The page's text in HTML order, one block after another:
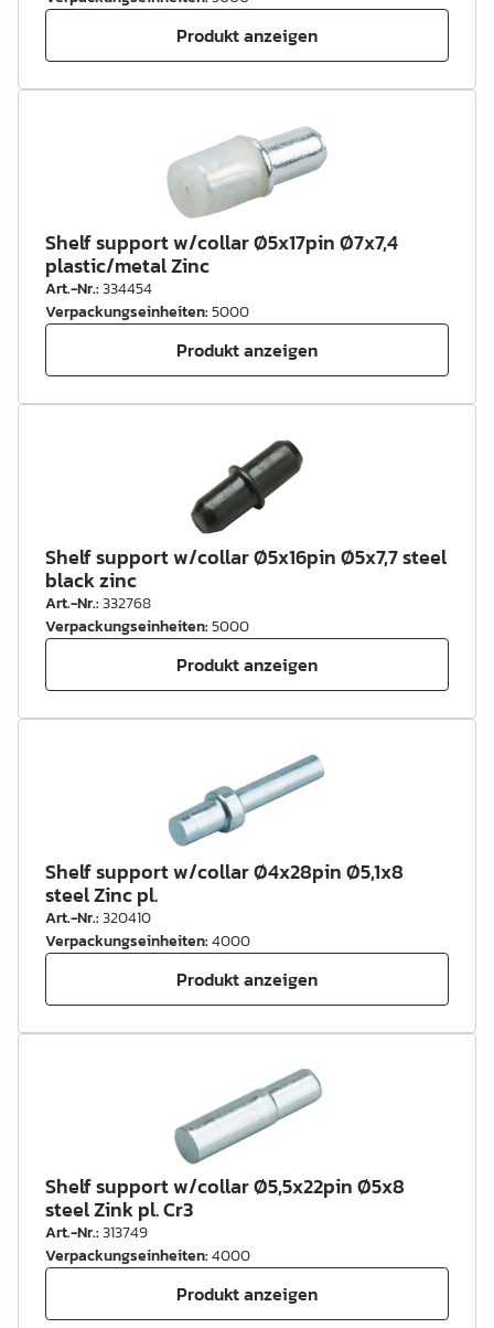
Produkt anzeigen
Shelf support w/collar Ø5x17pin Ø7x7,4
plastic/metal Zinc
Art.-Nr.:334454
Verpackungseinheiten:5000
Produkt anzeigen
Shelf support w/collar Ø5x16pin Ø5x7,7 steel
black zinc
Art.-Nr.:332768
Verpackungseinheiten:5000
Produkt anzeigen
Shelf support w/collar Ø4x28pin Ø5,1x8
steel Zinc pl.
Art.-Nr.:320410
Verpackungseinheiten:4000
Produkt anzeigen
Shelf support w/collar Ø5,5x22pin Ø5x8
steel Zink pl. Cr3
Art.-Nr.:313749
Verpackungseinheiten:4000
Produkt anzeigen